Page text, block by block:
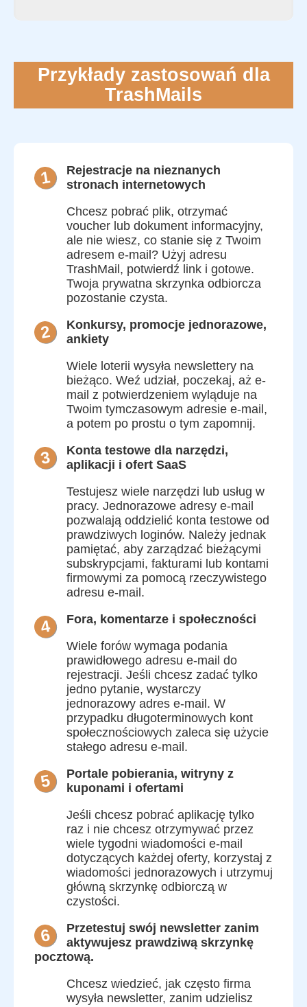
Przykłady zastosowań dla
TrashMails
1
Rejestracje na nieznanych
stronach internetowych
Chcesz pobrać plik, otrzymać
voucher lub dokument informacyjny,
ale nie wiesz, co stanie się z Twoim
adresem e-mail? Użyj adresu
TrashMail, potwierdź link i gotowe.
Twoja prywatna skrzynka odbiorcza
pozostanie czysta.
2
Konkursy, promocje jednorazowe,
ankiety
Wiele loterii wysyła newslettery na
bieżąco. Weź udział, poczekaj, aż e-
mail z potwierdzeniem wyląduje na
Twoim tymczasowym adresie e-mail,
a potem po prostu o tym zapomnij.
3
Konta testowe dla narzędzi,
aplikacji i ofert SaaS
Testujesz wiele narzędzi lub usług w
pracy. Jednorazowe adresy e-mail
pozwalają oddzielić konta testowe od
prawdziwych loginów. Należy jednak
pamiętać, aby zarządzać bieżącymi
subskrypcjami, fakturami lub kontami
firmowymi za pomocą rzeczywistego
adresu e-mail.
4
Fora, komentarze i społeczności
Wiele forów wymaga podania
prawidłowego adresu e-mail do
rejestracji. Jeśli chcesz zadać tylko
jedno pytanie, wystarczy
jednorazowy adres e-mail. W
przypadku długoterminowych kont
społecznościowych zaleca się użycie
stałego adresu e-mail.
5
Portale pobierania, witryny z
kuponami i ofertami
Jeśli chcesz pobrać aplikację tylko
raz i nie chcesz otrzymywać przez
wiele tygodni wiadomości e-mail
dotyczących każdej oferty, korzystaj z
wiadomości jednorazowych i utrzymuj
główną skrzynkę odbiorczą w
czystości.
6
Przetestuj swój newsletter zanim
aktywujesz prawdziwą skrzynkę
pocztową.
Chcesz wiedzieć, jak często firma
wysyła newsletter, zanim udzielisz